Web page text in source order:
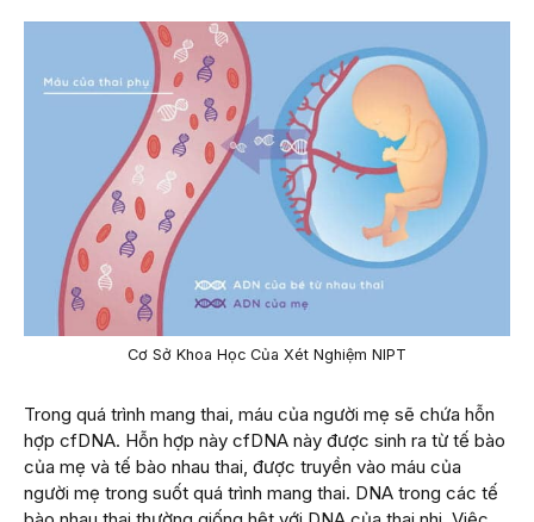
Cơ Sở Khoa Học Của Xét Nghiệm NIPT
Trong quá trình mang thai, máu của người mẹ sẽ chứa hỗn
hợp cfDNA. Hỗn hợp này cfDNA này được sinh ra từ tế bào
của mẹ và tế bào nhau thai, được truyền vào máu của
người mẹ trong suốt quá trình mang thai. DNA trong các tế